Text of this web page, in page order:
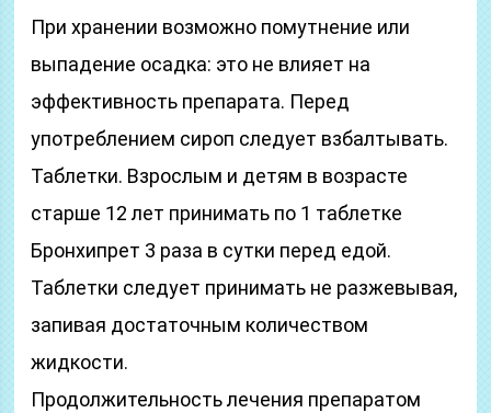
При хранении возможно помутнение или
выпадение осадка: это не влияет на
эффективность препарата. Перед
употреблением сироп следует взбалтывать.
Таблетки. Взрослым и детям в возрасте
старше 12 лет принимать по 1 таблетке
Бронхипрет 3 раза в сутки перед едой.
Таблетки следует принимать не разжевывая,
запивая достаточным количеством
жидкости.
Продолжительность лечения препаратом